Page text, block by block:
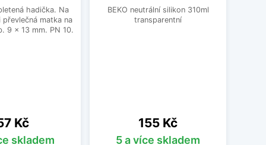
hadička. Na
převlečná matka na
9 x 13 mm. PN 10.
Kč
skladem
BEKO neutrální silikon 310ml
transparentní
Cena
155 Kč
5 a více skladem